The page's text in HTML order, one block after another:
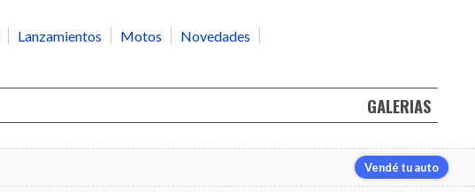
Lanzamientos Motos
Novedades
GALERIAS
Vendé tu auto